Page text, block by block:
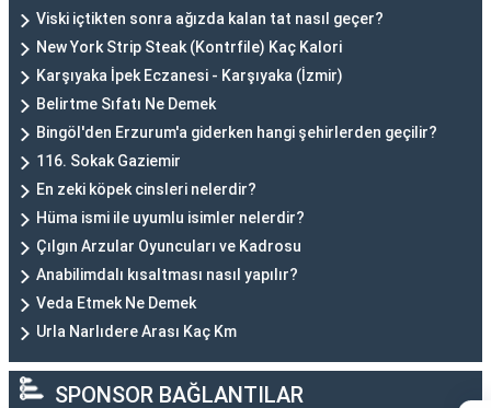
Viski içtikten sonra ağızda kalan tat nasıl geçer?
New York Strip Steak (Kontrfile) Kaç Kalori
Karşıyaka İpek Eczanesi - Karşıyaka (İzmir)
Belirtme Sıfatı Ne Demek
Bingöl'den Erzurum'a giderken hangi şehirlerden geçilir?
116. Sokak Gaziemir
En zeki köpek cinsleri nelerdir?
Hüma ismi ile uyumlu isimler nelerdir?
Çılgın Arzular Oyuncuları ve Kadrosu
Anabilimdalı kısaltması nasıl yapılır?
Veda Etmek Ne Demek
Urla Narlıdere Arası Kaç Km
SPONSOR BAĞLANTILAR